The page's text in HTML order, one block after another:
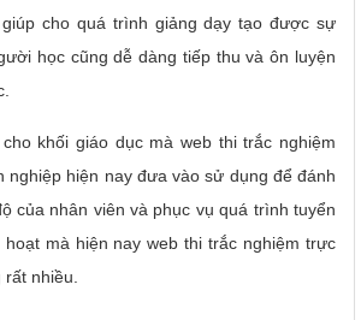
cho quá trình giảng dạy tạo được sự
học cũng dễ dàng tiếp thu và ôn luyện
khối giáo dục mà web thi trắc nghiệm
nghiệp hiện nay đưa vào sử dụng để đánh
của nhân viên và phục vụ quá trình tuyển
mà hiện nay web thi trắc nghiệm trực
nhiều.